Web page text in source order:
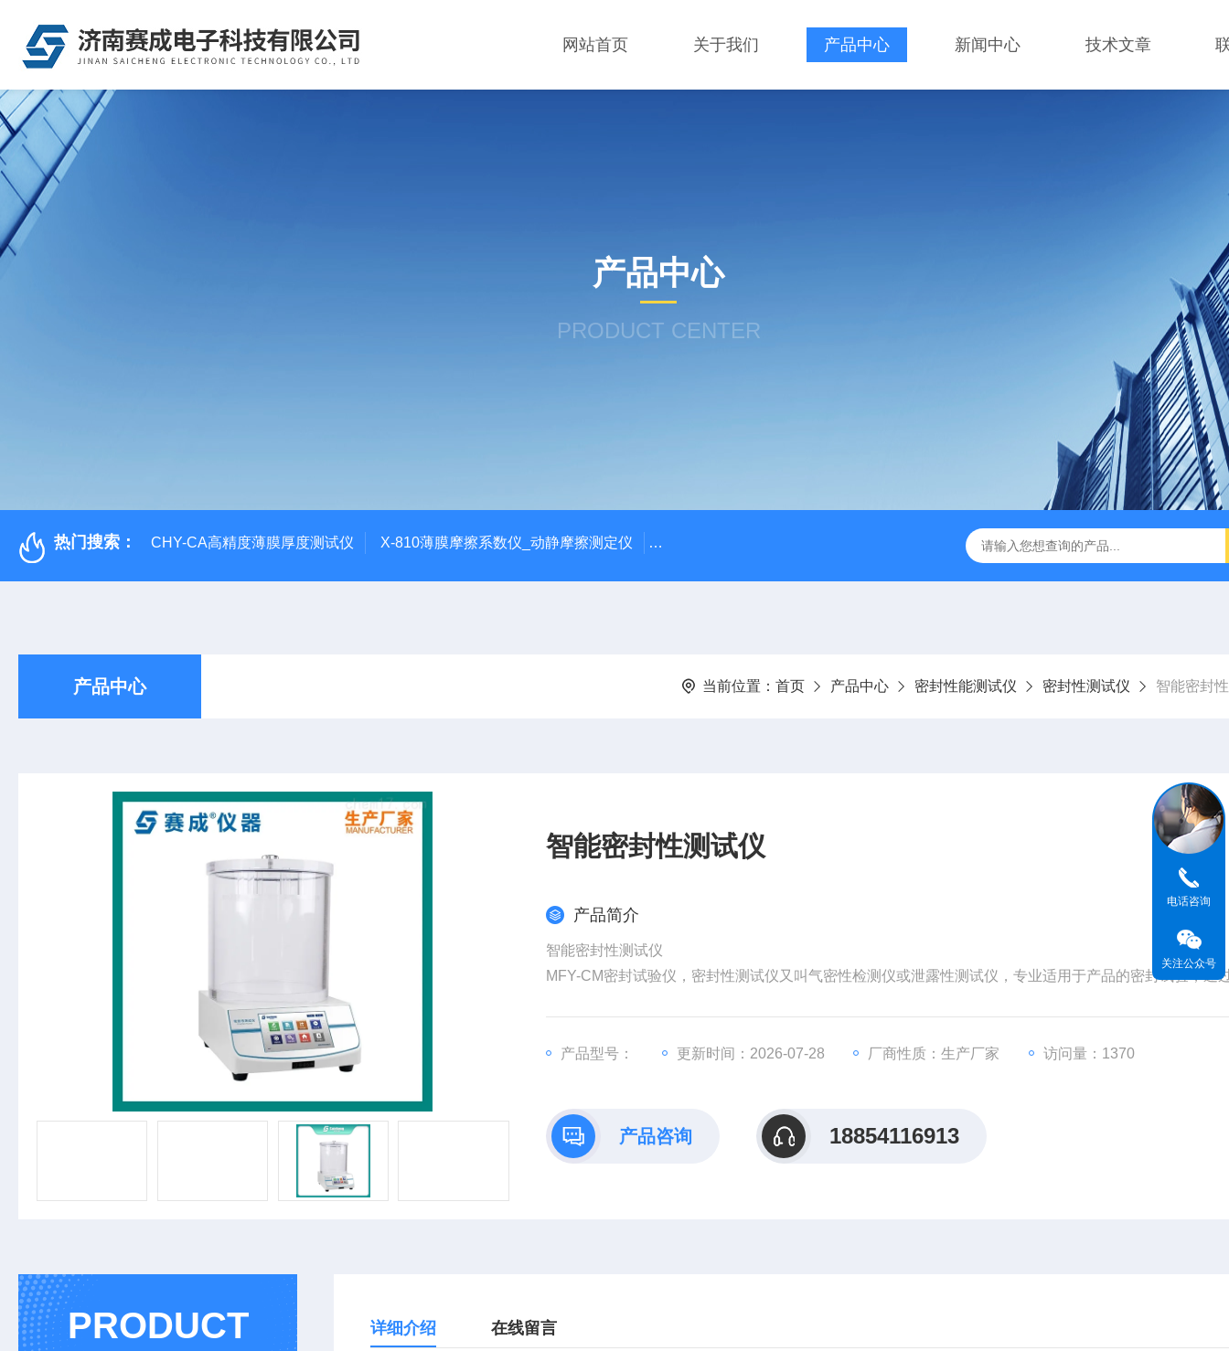
网站首页 关于我们 产品中心 新闻中心 技术文章
产品中心
PRODUCT CENTER
热门搜索： CHY-CA高精度薄膜厚度测试仪 X-810薄膜摩擦系数仪_动静摩擦测定仪 SCK-H玻璃瓶耐热冲击检测仪 赛成仪器 密封测漏仪 密封检测设备
产品中心 当前位置： 首页 产品中心 密封性能测试仪 密封性测试仪 智能密封
智能密封性测试仪
产品简介
智能密封性测试仪
MFY-CM密封试验仪，密封性测试仪又叫气密性检测仪或泄露性测试仪，专业适用于产品的密封试验，通
产品型号：
更新时间：2026-07-28 厂商性质：生产厂家 访问量：1370
产品咨询 18854116913
PRODUCT 详细介绍 在线留言
电话咨询
关注公众号